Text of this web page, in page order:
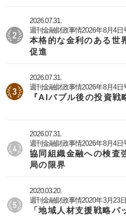
2026.07.31.
週刊金融財政事情2026年8月4日
本格的な金利のある世
促進
2026.07.31.
週刊金融財政事情2026年8月4日
『AIバブル後の投資戦
2026.07.31.
週刊金融財政事情2026年8月4日
協同組織金融への検査
局の限界
2020.03.20.
週刊金融財政事情2020年3月23
「地域人材支援戦略